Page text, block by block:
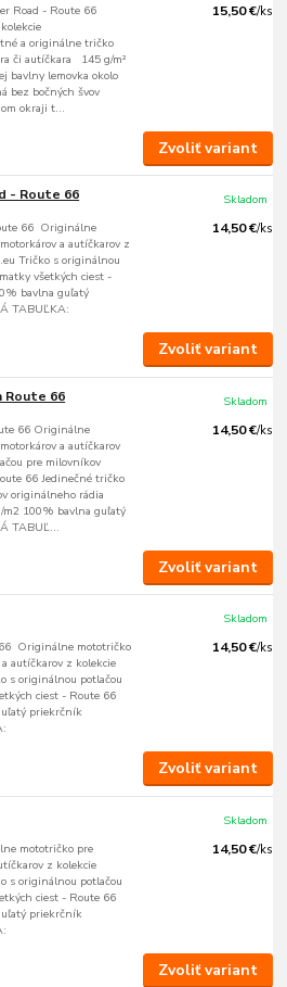
Road - Route 66
a originálne tričko
či autíčkara 145 g/m²
bavlny lemovka okolo
bez bočných švov
okraji t...
15,50 €/ks
Zvoliť variant
- Route 66
66 Originálne
a autíčkarov z
Tričko s originálnou
všetkých ciest -
bavlna guľatý
TABUĽKA:
14,50 €/ks
Skladom
Zvoliť variant
Route 66
66 Originálne
a autíčkarov
pre milovníkov
66 Jedinečné tričko
originálneho rádia
100% bavlna guľatý
TABUĽ...
14,50 €/ks
Skladom
Zvoliť variant
Originálne mototričko
autíčkarov z kolekcie
s originálnou potlačou
ciest - Route 66
priekrčník
14,50 €/ks
Skladom
Zvoliť variant
mototričko pre
z kolekcie
s originálnou potlačou
ciest - Route 66
priekrčník
14,50 €/ks
Skladom
Zvoliť variant